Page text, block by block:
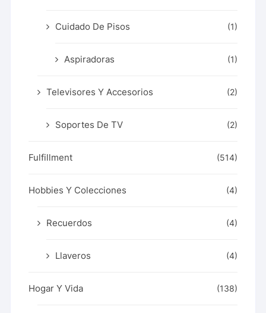
Cuidado De Pisos (1)
Aspiradoras (1)
Televisores Y Accesorios (2)
Soportes De TV (2)
Fulfillment (514)
Hobbies Y Colecciones (4)
Recuerdos (4)
Llaveros (4)
Hogar Y Vida (138)